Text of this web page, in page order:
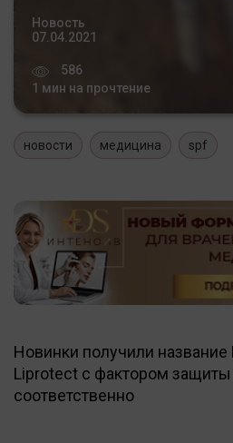
Новость
07.04.2021
586
1 мин на прочтение
новости медицина spf
Новинки получили
Liprotect с фактором защиты
соответственно